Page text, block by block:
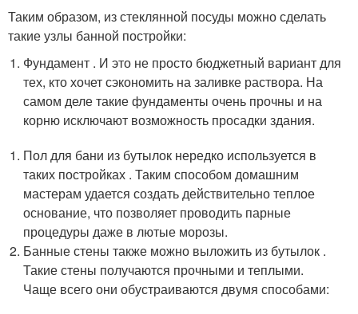
Таким образом, из стеклянной посуды можно сделать
такие узлы банной постройки:
Фундамент . И это не просто бюджетный вариант для
тех, кто хочет сэкономить на заливке раствора. На
самом деле такие фундаменты очень прочны и на
корню исключают возможность просадки здания.
Пол для бани из бутылок нередко используется в
таких постройках . Таким способом домашним
мастерам удается создать действительно теплое
основание, что позволяет проводить парные
процедуры даже в лютые морозы.
Банные стены также можно выложить из бутылок .
Такие стены получаются прочными и теплыми.
Чаще всего они обустраиваются двумя способами: